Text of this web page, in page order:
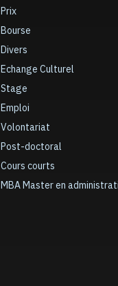
Prix
Bourse
Divers
Echange Culturel
Stage
Emploi
Volontariat
Post-doctoral
Cours courts
MBA Master en